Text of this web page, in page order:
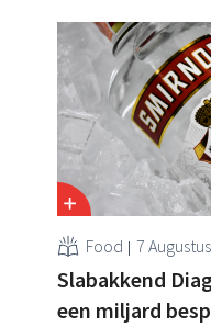
Food 7
Slabakkend
een miljard